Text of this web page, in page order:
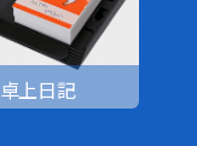
卓上日記